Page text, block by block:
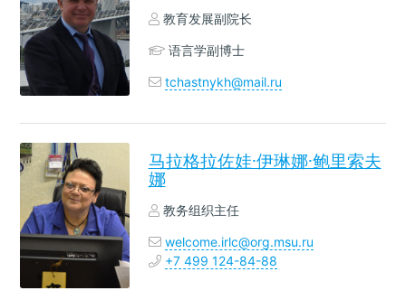
教育发展副院长
语言学副博士
tchastnykh@mail.ru
马拉格拉佐娃·伊琳娜·鲍里索夫
娜
教务组织主任
welcome.irlc@org.msu.ru
+7 499 124-84-88